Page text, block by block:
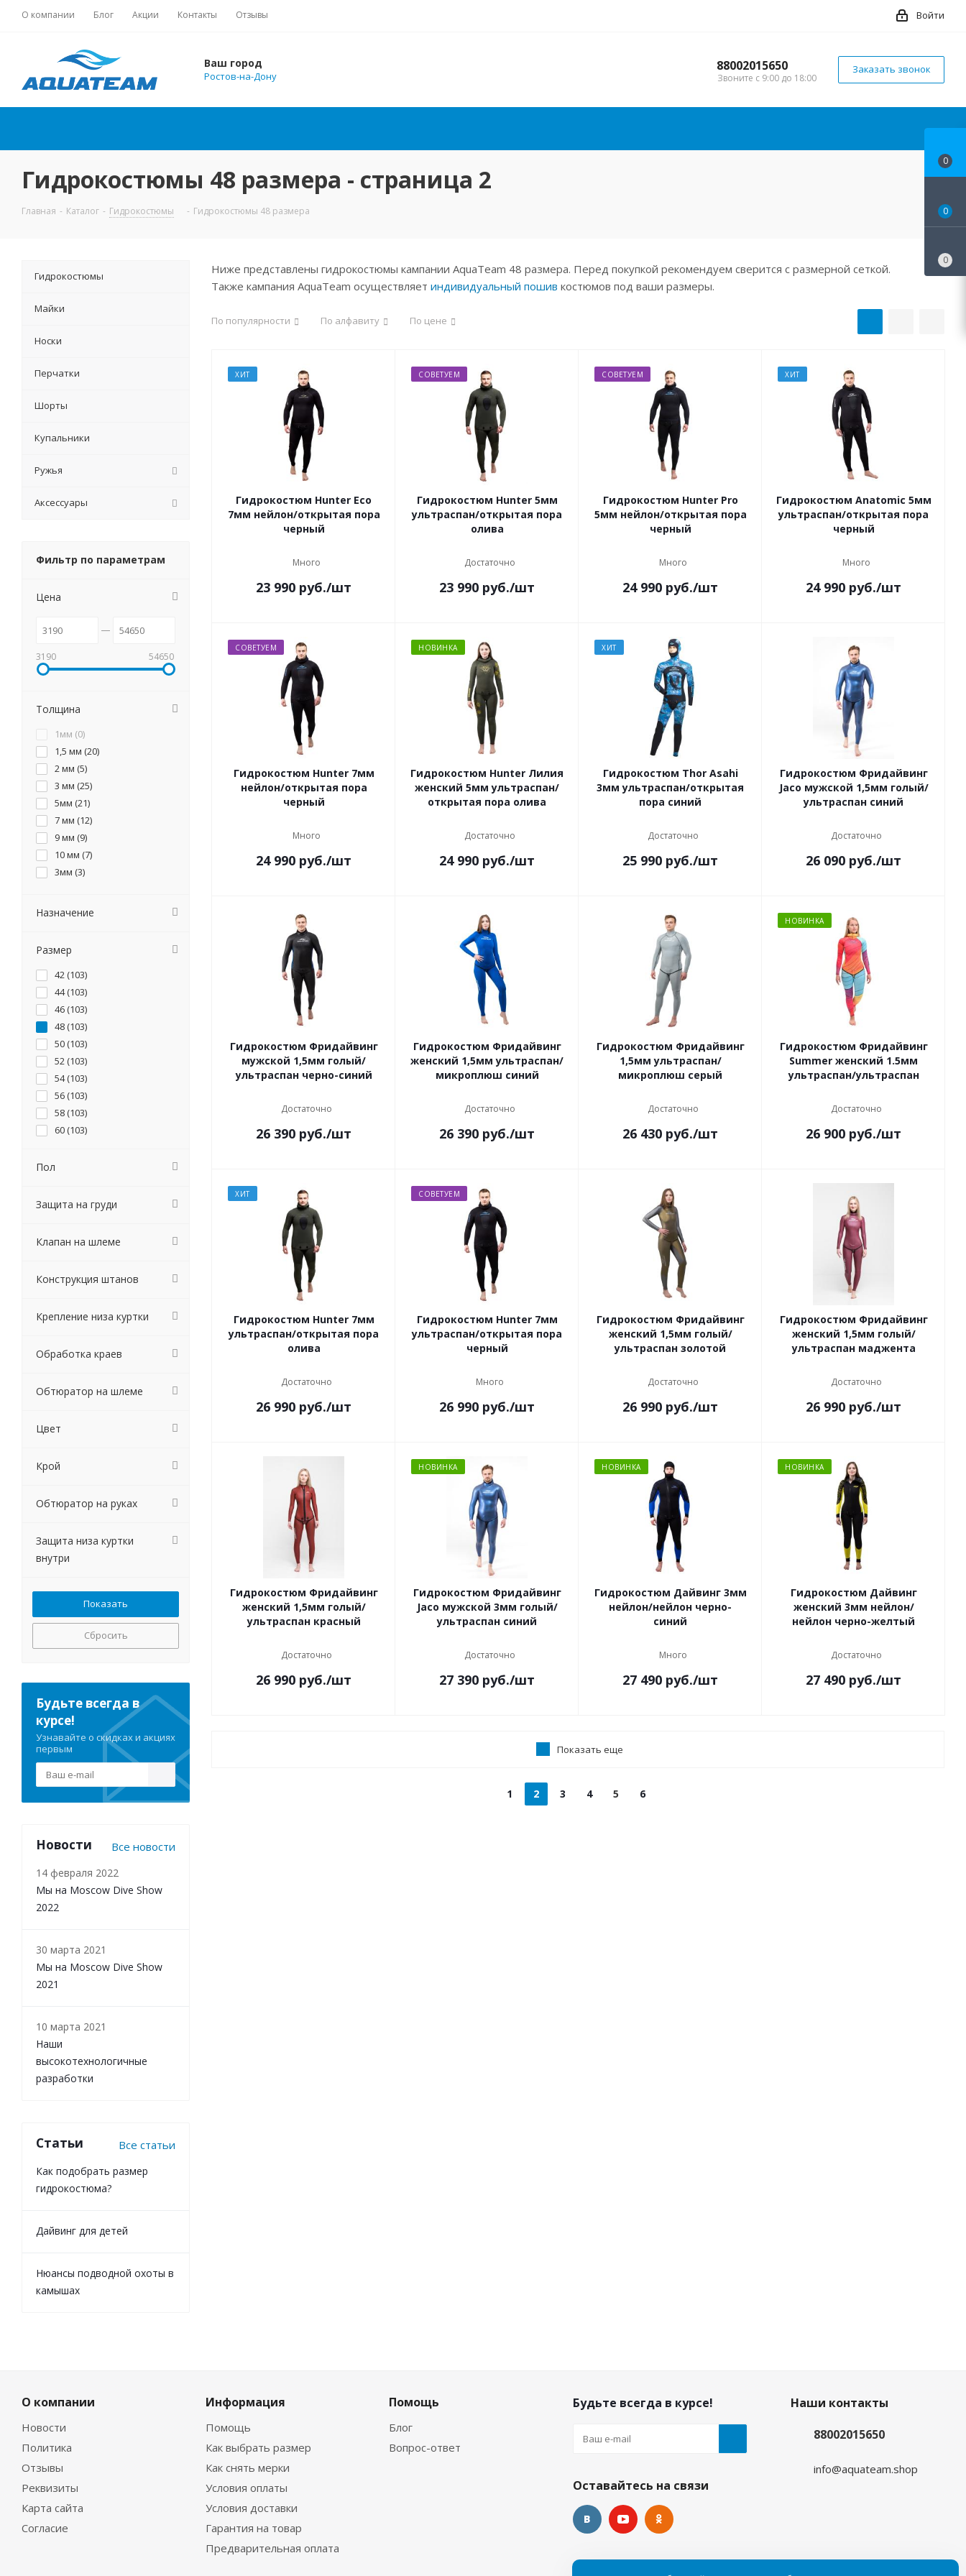
О компании Блог Акции Контакты Отзывы Войти
Ваш город
Ростов-на-Дону
88002015650
Звоните с 9:00 до 18:00
Заказать звонок
Гидрокостюмы 48 размера - страница 2
Главная - Каталог - Гидрокостюмы - Гидрокостюмы 48 размера
Ниже представлены гидрокостюмы кампании AquaTeam 48 размера. Перед покупкой рекомендуем сверится с размерной сеткой.
Также кампания AquaTeam осуществляет индивидуальный пошив костюмов под ваши размеры.
По популярности По алфавиту По цене
ХИТ
Гидрокостюм Hunter Eco
7мм нейлон/открытая пора
черный
Много
23 990 руб./шт
СОВЕТУЕМ
Гидрокостюм Hunter 5мм
ультраспан/открытая пора
олива
Достаточно
23 990 руб./шт
СОВЕТУЕМ
Гидрокостюм Hunter Pro
5мм нейлон/открытая пора
черный
Много
24 990 руб./шт
ХИТ
Гидрокостюм Anatomic 5мм
ультраспан/открытая пора
черный
Много
24 990 руб./шт
СОВЕТУЕМ
Гидрокостюм Hunter 7мм
нейлон/открытая пора
черный
Много
24 990 руб./шт
НОВИНКА
Гидрокостюм Hunter Лилия
женский 5мм ультраспан/
открытая пора олива
Достаточно
24 990 руб./шт
ХИТ
Гидрокостюм Thor Asahi
3мм ультраспан/открытая
пора синий
Достаточно
25 990 руб./шт
Гидрокостюм Фридайвинг
Jaco мужской 1,5мм голый/
ультраспан синий
Достаточно
26 090 руб./шт
Гидрокостюм Фридайвинг
мужской 1,5мм голый/
ультраспан черно-синий
Достаточно
26 390 руб./шт
Гидрокостюм Фридайвинг
женский 1,5мм ультраспан/
микроплюш синий
Достаточно
26 390 руб./шт
Гидрокостюм Фридайвинг
1,5мм ультраспан/
микроплюш серый
Достаточно
26 430 руб./шт
НОВИНКА
Гидрокостюм Фридайвинг
Summer женский 1.5мм
ультраспан/ультраспан
Достаточно
26 900 руб./шт
ХИТ
Гидрокостюм Hunter 7мм
ультраспан/открытая пора
олива
Достаточно
26 990 руб./шт
СОВЕТУЕМ
Гидрокостюм Hunter 7мм
ультраспан/открытая пора
черный
Много
26 990 руб./шт
Гидрокостюм Фридайвинг
женский 1,5мм голый/
ультраспан золотой
Достаточно
26 990 руб./шт
Гидрокостюм Фридайвинг
женский 1,5мм голый/
ультраспан маджента
Достаточно
26 990 руб./шт
Гидрокостюм Фридайвинг
женский 1,5мм голый/
ультраспан красный
Достаточно
26 990 руб./шт
НОВИНКА
Гидрокостюм Фридайвинг
Jaco мужской 3мм голый/
ультраспан синий
Достаточно
27 390 руб./шт
НОВИНКА
Гидрокостюм Дайвинг 3мм
нейлон/нейлон черно-
синий
Много
27 490 руб./шт
НОВИНКА
Гидрокостюм Дайвинг
женский 3мм нейлон/
нейлон черно-желтый
Достаточно
27 490 руб./шт
Показать еще
1 2 3 4 5 6
Гидрокостюмы
Майки
Носки
Перчатки
Шорты
Купальники
Ружья
Аксессуары
Фильтр по параметрам
Цена
3190 54650
Толщина
1мм (0)
1,5 мм (20)
2 мм (5)
3 мм (25)
5мм (21)
7 мм (12)
9 мм (9)
10 мм (7)
3мм (3)
Назначение
Размер
42 (103)
44 (103)
46 (103)
48 (103)
50 (103)
52 (103)
54 (103)
56 (103)
58 (103)
60 (103)
8-9 лет (2)
Пол
Защита на груди
Клапан на шлеме
Конструкция штанов
Крепление низа куртки
Обработка краев
Обтюратор на шлеме
Цвет
Крой
Обтюратор на руках
Защита низа куртки
внутри
Сбросить
Будьте всегда в
курсе!
Узнавайте о скидках и акциях
первым
Новости Все новости
14 февраля 2022
Мы на Moscow Dive Show
2022
30 марта 2021
Мы на Moscow Dive Show
2021
10 марта 2021
Наши
высокотехнологичные
разработки
Статьи Все статьи
Как подобрать размер
гидрокостюма?
Дайвинг для детей
Нюансы подводной охоты в
камышах
О компании
Новости
Политика
Отзывы
Реквизиты
Карта сайта
Согласие
Информация
Помощь
Как выбрать размер
Как снять мерки
Условия оплаты
Условия доставки
Гарантия на товар
Предварительная оплата
Помощь
Блог
Вопрос-ответ
Будьте всегда в курсе!
Оставайтесь на связи
Наши контакты
88002015650
info@aquateam.shop
0
0
0